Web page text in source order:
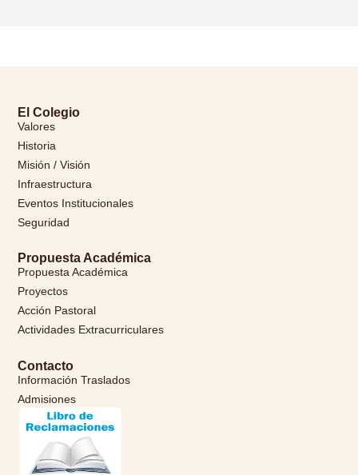
El Colegio
Valores
Historia
Misión / Visión
Infraestructura
Eventos Institucionales
Seguridad
Propuesta Académica
Propuesta Académica
Proyectos
Acción Pastoral
Actividades Extracurriculares
Contacto
Información Traslados
Admisiones